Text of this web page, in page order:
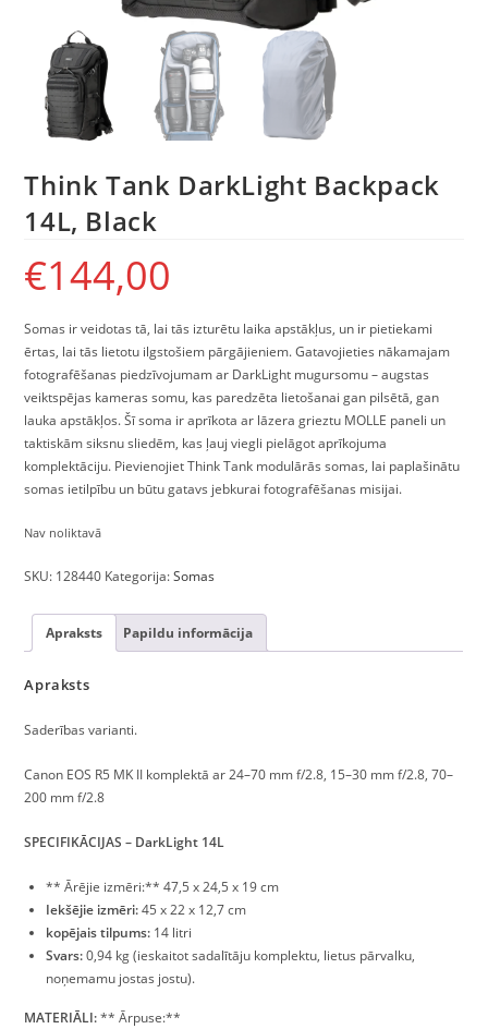
Think Tank DarkLight Backpack
14L, Black
€144,00
Somas ir veidotas tā, lai tās izturētu laika apstākļus, un ir pietiekami
ērtas, lai tās lietotu ilgstošiem pārgājieniem. Gatavojieties nākamajam
fotografēšanas piedzīvojumam ar DarkLight mugursomu – augstas
veiktspējas kameras somu, kas paredzēta lietošanai gan pilsētā, gan
lauka apstākļos. Šī soma ir aprīkota ar lāzera grieztu MOLLE paneli un
taktiskām siksnu sliedēm, kas ļauj viegli pielāgot aprīkojuma
komplektāciju. Pievienojiet Think Tank modulārās somas, lai paplašinātu
somas ietilpību un būtu gatavs jebkurai fotografēšanas misijai.
Nav noliktavā
SKU: 128440 Kategorija:Somas
Apraksts Papildu informācija
Apraksts
Saderības varianti.
Canon EOS R5 MK II komplektā ar 24–70 mm f/2.8, 15–30 mm f/2.8, 70–
200 mm f/2.8
SPECIFIKĀCIJAS – DarkLight 14L
** Ārējie izmēri:** 47,5 x 24,5 x 19 cm
Iekšējie izmēri:45 x 22 x 12,7 cm
kopējais tilpums: 14 litri
Svars:0,94 kg (ieskaitot sadalītāju komplektu, lietus pārvalku,
noņemamu jostas jostu).
MATERIĀLI:** Ārpuse:**